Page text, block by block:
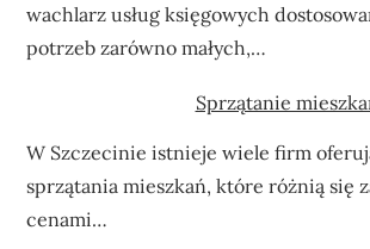
wachlarz usług księgowych
potrzeb zarówno małych,…
Sprzątanie
W Szczecinie istnieje wiele firm
sprzątania mieszkań, które różnią się
cenami…